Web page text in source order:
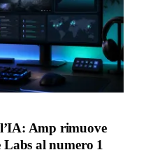
Amp rimuove
Labs al numero 1